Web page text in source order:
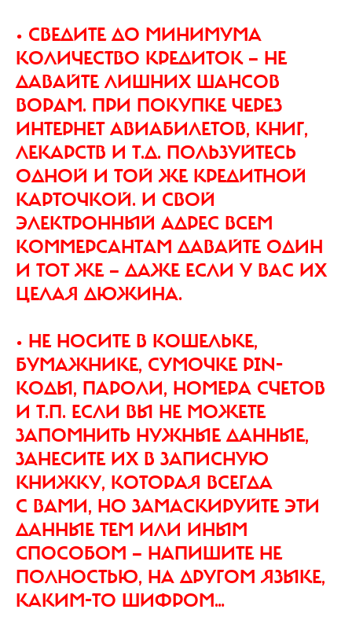
• СВЕДИТЕ ДО МИНИМУМА
КОЛИЧЕСТВО КРЕДИТОК — НЕ
ДАВАЙТЕ ЛИШНИХ ШАНСОВ
ВОРАМ. ПРИ ПОКУПКЕ ЧЕРЕЗ
ИНТЕРНЕТ АВИАБИЛЕТОВ, КНИГ,
ЛЕКАРСТВ И Т.Д. ПОЛЬЗУЙТЕСЬ
ОДНОЙ И ТОЙ ЖЕ КРЕДИТНОЙ
КАРТОЧКОЙ. И СВОЙ
ЭЛЕКТРОННЫЙ АДРЕС ВСЕМ
КОММЕРСАНТАМ ДАВАЙТЕ ОДИН
И ТОТ ЖЕ — ДАЖЕ ЕСЛИ У ВАС ИХ
ЦЕЛАЯ ДЮЖИНА.
• НЕ НОСИТЕ В КОШЕЛЬКЕ,
БУМАЖНИКЕ, СУМОЧКЕ PIN-
КОДЫ, ПАРОЛИ, НОМЕРА СЧЕТОВ
И Т.П. ЕСЛИ ВЫ НЕ МОЖЕТЕ
ЗАПОМНИТЬ НУЖНЫЕ ДАННЫЕ,
ЗАНЕСИТЕ ИХ В ЗАПИСНУЮ
КНИЖКУ, КОТОРАЯ ВСЕГДА
С ВАМИ, НО ЗАМАСКИРУЙТЕ ЭТИ
ДАННЫЕ ТЕМ ИЛИ ИНЫМ
СПОСОБОМ — НАПИШИТЕ НЕ
ПОЛНОСТЬЮ, НА ДРУГОМ ЯЗЫКЕ,
КАКИМ-ТО ШИФРОМ…